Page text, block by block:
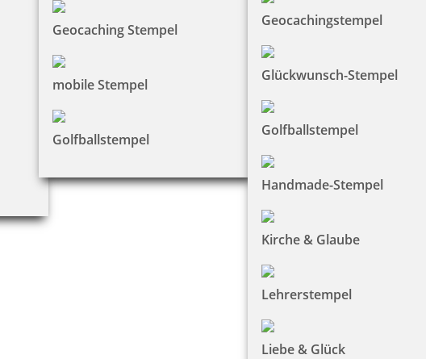
Geocaching Stempel
mobile Stempel
Golfballstempel
Geocachingstempel
Glückwunsch-Stempel
Golfballstempel
Handmade-Stempel
Kirche & Glaube
Lehrerstempel
Liebe & Glück